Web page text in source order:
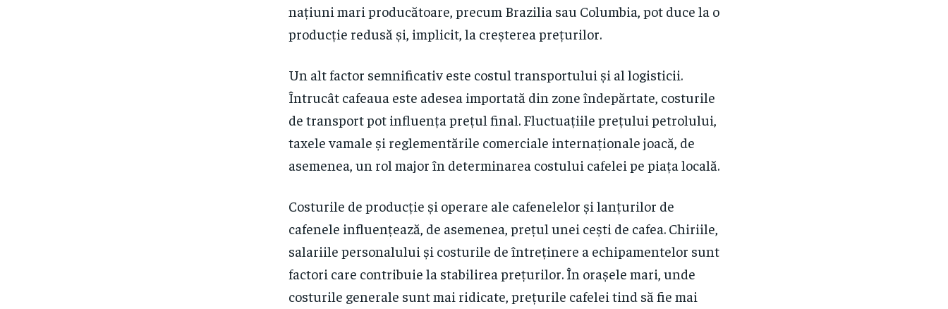
națiuni mari producătoare, precum Brazilia sau Columbia, pot duce la o
producție redusă și, implicit, la creșterea prețurilor.
Un alt factor semnificativ este costul transportului și al logisticii.
Întrucât cafeaua este adesea importată din zone îndepărtate, costurile
de transport pot influența prețul final. Fluctuațiile prețului petrolului,
taxele vamale și reglementările comerciale internaționale joacă, de
asemenea, un rol major în determinarea costului cafelei pe piața locală.
Costurile de producție și operare ale cafenelelor și lanțurilor de
cafenele influențează, de asemenea, prețul unei cești de cafea. Chiriile,
salariile personalului și costurile de întreținere a echipamentelor sunt
factori care contribuie la stabilirea prețurilor. În orașele mari, unde
costurile generale sunt mai ridicate, prețurile cafelei tind să fie mai